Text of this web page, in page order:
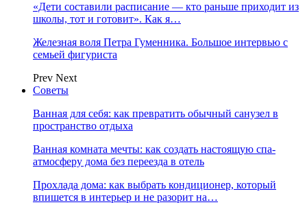
«Дети составили расписание — кто раньше приходит из
школы, тот и готовит». Как я…
Железная воля Петра Гуменника. Большое интервью с
семьей фигуриста
Prev Next
Советы
Ванная для себя: как превратить обычный санузел в
пространство отдыха
Ванная комната мечты: как создать настоящую спа-
атмосферу дома без переезда в отель
Прохлада дома: как выбрать кондиционер, который
впишется в интерьер и не разорит на…